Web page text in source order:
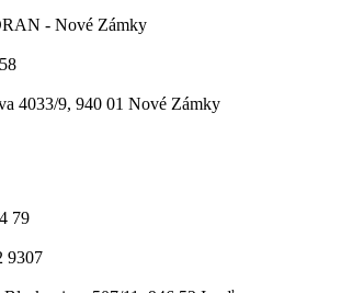
- Nové Zámky
4033/9, 940 01 Nové Zámky
79
9307